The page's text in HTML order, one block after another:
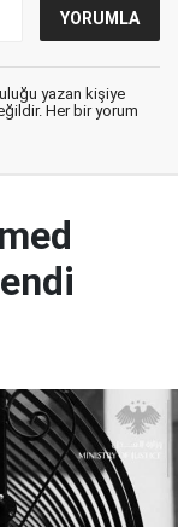
yazan kişiye
Her bir yorum